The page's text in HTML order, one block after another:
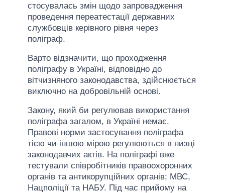
стосувалась змін щодо запровадження
проведення переатестації державних
службовців керівного рівня через
поліграф.
Варто відзначити, що проходження
поліграфу в Україні, відповідно до
вітчизняного законодавства, здійснюється
виключно на добровільній основі.
Закону, який би регулював використання
поліграфа загалом, в Україні немає.
Правові норми застосування поліграфа
тією чи іншою мірою регулюються в низці
законодавчих актів. На поліграфі вже
тестували співробітників правоохоронних
органів та антикорупційних органів; МВС,
Нацполіції та НАБУ. Під час прийому на